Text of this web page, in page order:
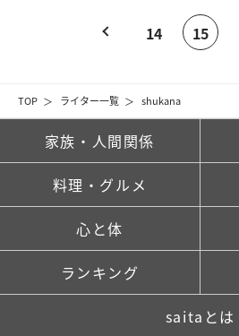
TOP ライター一覧 shukana
14 15
家族・人間関係
料理・グルメ
心と体
ランキング
saitaとは